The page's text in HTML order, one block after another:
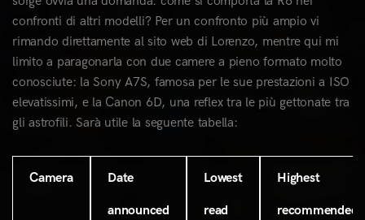
confronti di altri modelli? Per un confronto più ampio vi
rimando direttamente al sito web di Lorenzo, mentre qui mi
limito a paragonarla con due camere a pieno formato molto
conosciute: la Sony A7S, famosa per le sue prestazioni a ISO
elevatissimi, e la Canon 6D, una reflex tra le più gettonate tra
gli astrofili. Sarà utile la seguente tabella:
Camera Date
announced
Lowest
read
Highest
recommended